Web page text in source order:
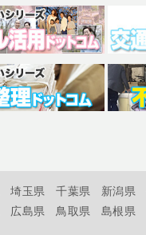
埼玉県 千葉県 新潟県
広島県 鳥取県 島根県